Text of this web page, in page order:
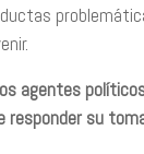
agentes
responder su